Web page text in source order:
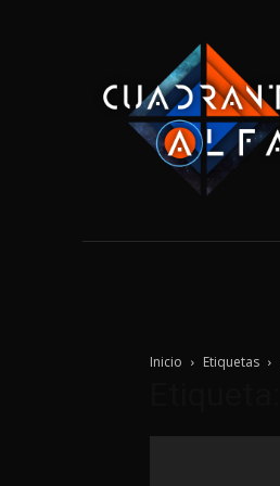
Inicio Etiquetas